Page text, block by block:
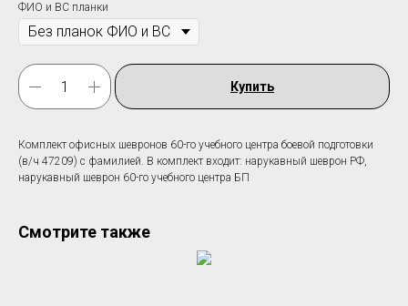
ФИО и ВС планки
Купить
Комплект офисных шевронов 60-го учебного центра боевой подготовки
(в/ч 47209) c фамилией. В комплект входит: нарукавный шеврон РФ,
нарукавный шеврон 60-го учебного центра БП
Смотрите также